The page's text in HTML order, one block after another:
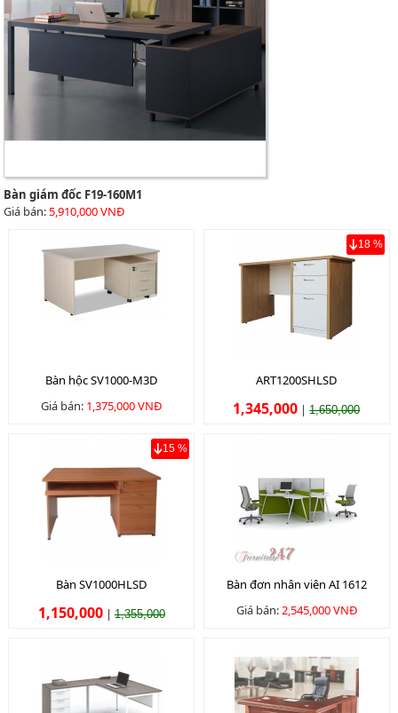
Bàn giám đốc F19-160M1
Giá bán:5,910,000 VNĐ
Bàn hộc SV1000-M3D
Giá bán: 1,375,000 VNĐ
18 %
ART1200SHLSD
1,345,000 |1,650,000
15 %
Bàn SV1000HLSD
1,150,000|1,355,000
Bàn đơn nhân viên AI 1612
Giá bán:2,545,000 VNĐ